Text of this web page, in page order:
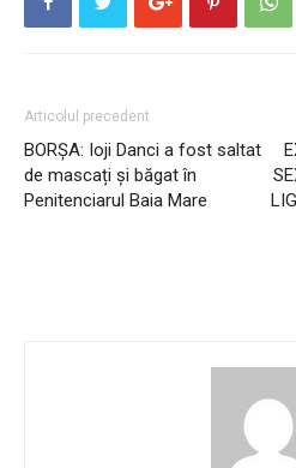
Articolul precedent
BORȘA: Ioji Danci a fost saltat
de mascați și băgat în
Penitenciarul Baia Mare